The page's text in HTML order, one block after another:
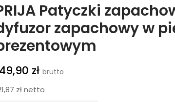
Patyczki
zapachowy w
zł
zł netto